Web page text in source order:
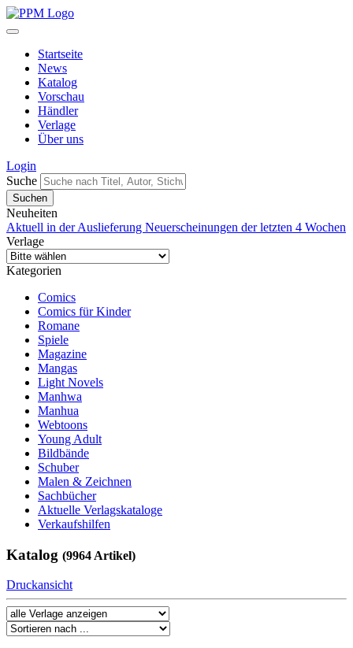
Startseite
News
Katalog
Vorschau
Händler
Verlage
Über uns
Login
Suche
Neuheiten
Aktuell in der Auslieferung Neuerscheinungen der letzten 4 Wochen
Verlage
Kategorien
Comics
Comics für Kinder
Romane
Spiele
Magazine
Mangas
Light Novels
Manhwa
Manhua
Webtoons
Young Adult
Bildbände
Schuber
Malen & Zeichnen
Sachbücher
Aktuelle Verlagskataloge
Verkaufshilfen
Katalog (9964 Artikel)
Druckansicht